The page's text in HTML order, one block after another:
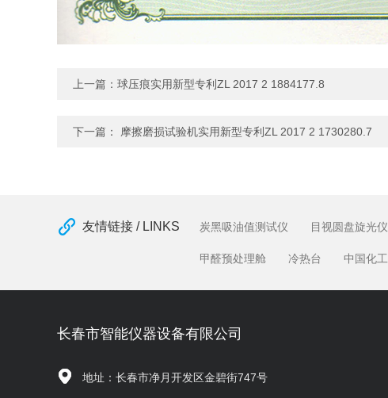
上一篇： 球压痕实用新型专利ZL 2017 2 1884177.8
下一篇： 摩擦磨损试验机实用新型专利ZL 2017 2 1730280.7
友情链接 / LINKS 炭黑吸油值测试仪 目视圆盘旋光仪
甲醛预处理舱 冷热台 中国化
长春市智能仪器设备有限公司
地址：长春市净月开发区金碧街747号